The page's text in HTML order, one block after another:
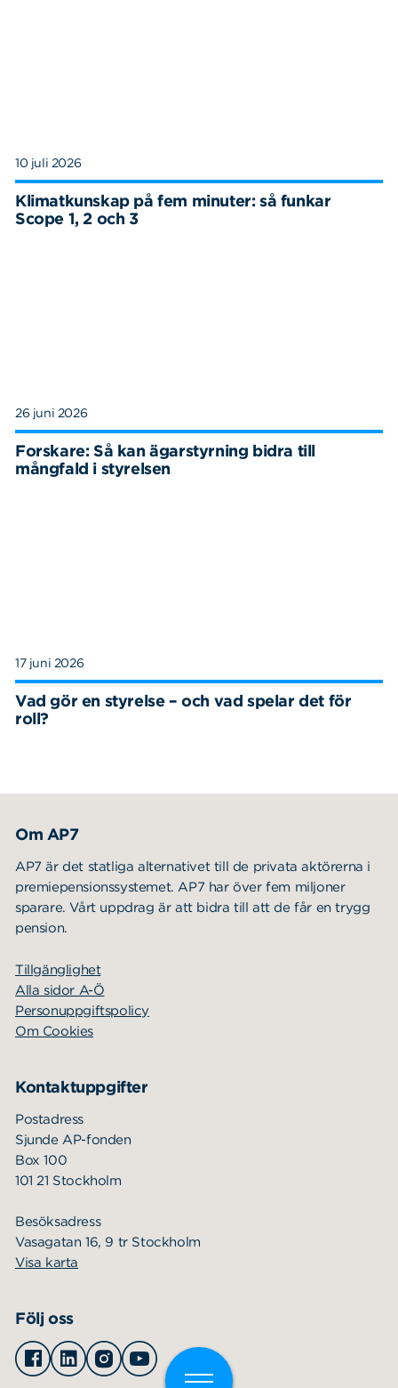
10 juli 2026
Klimatkunskap på fem minuter: så funkar
Scope 1, 2 och 3
26 juni 2026
Forskare: Så kan ägarstyrning bidra till
mångfald i styrelsen
17 juni 2026
Vad gör en styrelse – och vad spelar det för
roll?
Om AP7
AP7 är det statliga alternativet till de privata aktörerna i
premiepensionssystemet. AP7 har över fem miljoner
sparare. Vårt uppdrag är att bidra till att de får en trygg
pension.
Tillgänglighet
Alla sidor A-Ö
Personuppgiftspolicy
Om Cookies
Kontaktuppgifter
Postadress
Sjunde AP-fonden
Box 100
101 21 Stockholm
Besöksadress
Vasagatan 16, 9 tr Stockholm
Visa karta
Följ oss
Facebook
LinkedinInstagramYoutube